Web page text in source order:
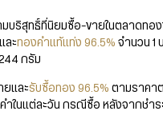
บริสุทธิ์ที่นิยมซื้อ-ขายในตลาดทอง
ละทองคำแท้แท่ง 96.5% จำนวน 1
กรัม
ยและรับซื้อทอง 96.5% ตามราคา
ในแต่ละวัน กรณีซื้อ หลังจากชำร